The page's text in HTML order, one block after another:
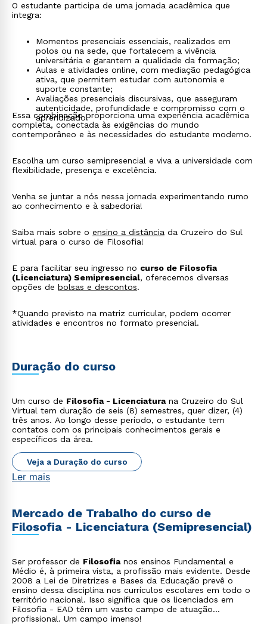
O estudante participa de uma jornada acadêmica que
integra:
Momentos presenciais essenciais, realizados em
polos ou na sede, que fortalecem a vivência
universitária e garantem a qualidade da formação;
Aulas e atividades online, com mediação pedagógica
ativa, que permitem estudar com autonomia e
suporte constante;
Avaliações presenciais discursivas, que asseguram
autenticidade, profundidade e compromisso com o
aprendizado.
Essa combinação proporciona uma experiência acadêmica
completa, conectada às exigências do mundo
contemporâneo e às necessidades do estudante moderno.
Escolha um curso semipresencial e viva a universidade com
flexibilidade, presença e excelência.
Venha se juntar a nós nessa jornada experimentando rumo
ao conhecimento e à sabedoria!
Saiba mais sobre o ensino a distância da Cruzeiro do Sul
virtual para o curso de Filosofia!
E para facilitar seu ingresso no curso de Filosofia
(Licenciatura) Semipresencial, oferecemos diversas
opções de bolsas e descontos.
*Quando previsto na matriz curricular, podem ocorrer
atividades e encontros no formato presencial.
Duração do curso
Um curso de Filosofia - Licenciaturana Cruzeiro do Sul
Virtual tem duração de seis (8) semestres, quer dizer, (4)
três anos. Ao longo desse período, o estudante tem
contatos com os principais conhecimentos gerais e
específicos da área.
Veja a Duração do curso
Ler mais
Mercado de Trabalho do curso de
Filosofia - Licenciatura (Semipresencial)
Ser professor de Filosofianos ensinos Fundamental e
Médio é, à primeira vista, a profissão mais evidente. Desde
2008 a Lei de Diretrizes e Bases da Educação prevê o
ensino dessa disciplina nos currículos escolares em todo o
território nacional. Isso significa que os licenciados em
Filosofia - EAD têm um vasto campo de atuação
profissional. Um campo imenso!